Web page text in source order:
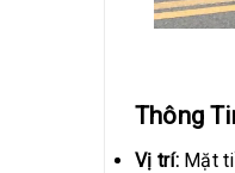
Thông
Vị trí:Mặt